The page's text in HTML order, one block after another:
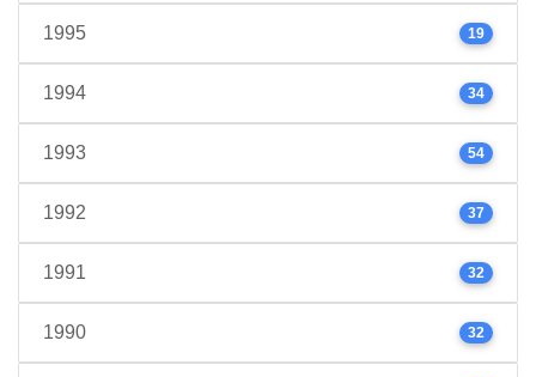
1995 19
1994 34
1993 54
1992 37
1991 32
1990 32